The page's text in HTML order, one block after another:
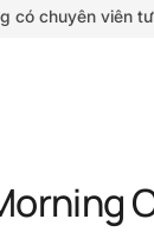
có chuyên viên